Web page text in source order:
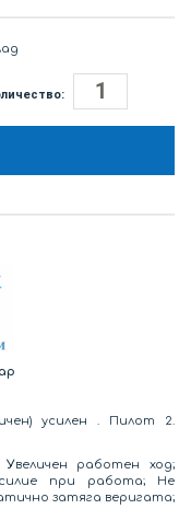
усилен . Пилот 2.
Увеличен работен ход;
при работа; Не
затяга веригата;